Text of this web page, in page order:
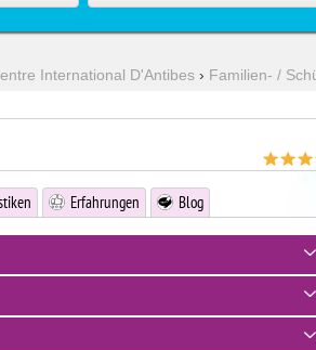
International D'Antibes› Familien- /
Erfahrungen Blog